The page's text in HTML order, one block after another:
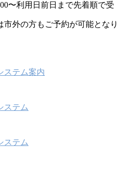
〜利用日前日まで先着順で受
外の方もご予約が可能となり
ステム案内
ステム
ステム